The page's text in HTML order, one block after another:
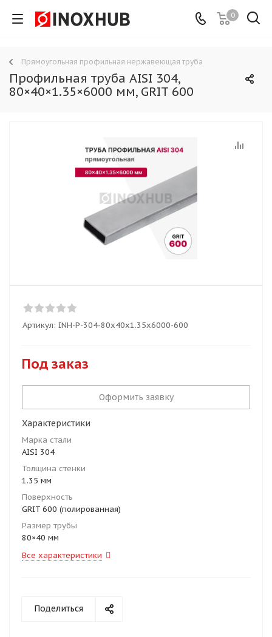
0
Прямоугольная профильная нержавеющая труба
Профильная труба AISI 304,
80×40×1.35×6000 мм, GRIT 600
Артикул: INH-P-304-80x40x1.35x6000-600
Под заказ
Оформить заявку
Характеристики
Марка стали
AISI 304
Толщина стенки
1.35 мм
Поверхность
GRIT 600 (полированная)
Размер трубы
80×40 мм
Все характеристики
Поделиться